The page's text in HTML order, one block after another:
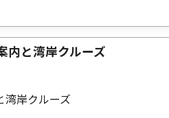
と湾岸クルーズ
岸クルーズ